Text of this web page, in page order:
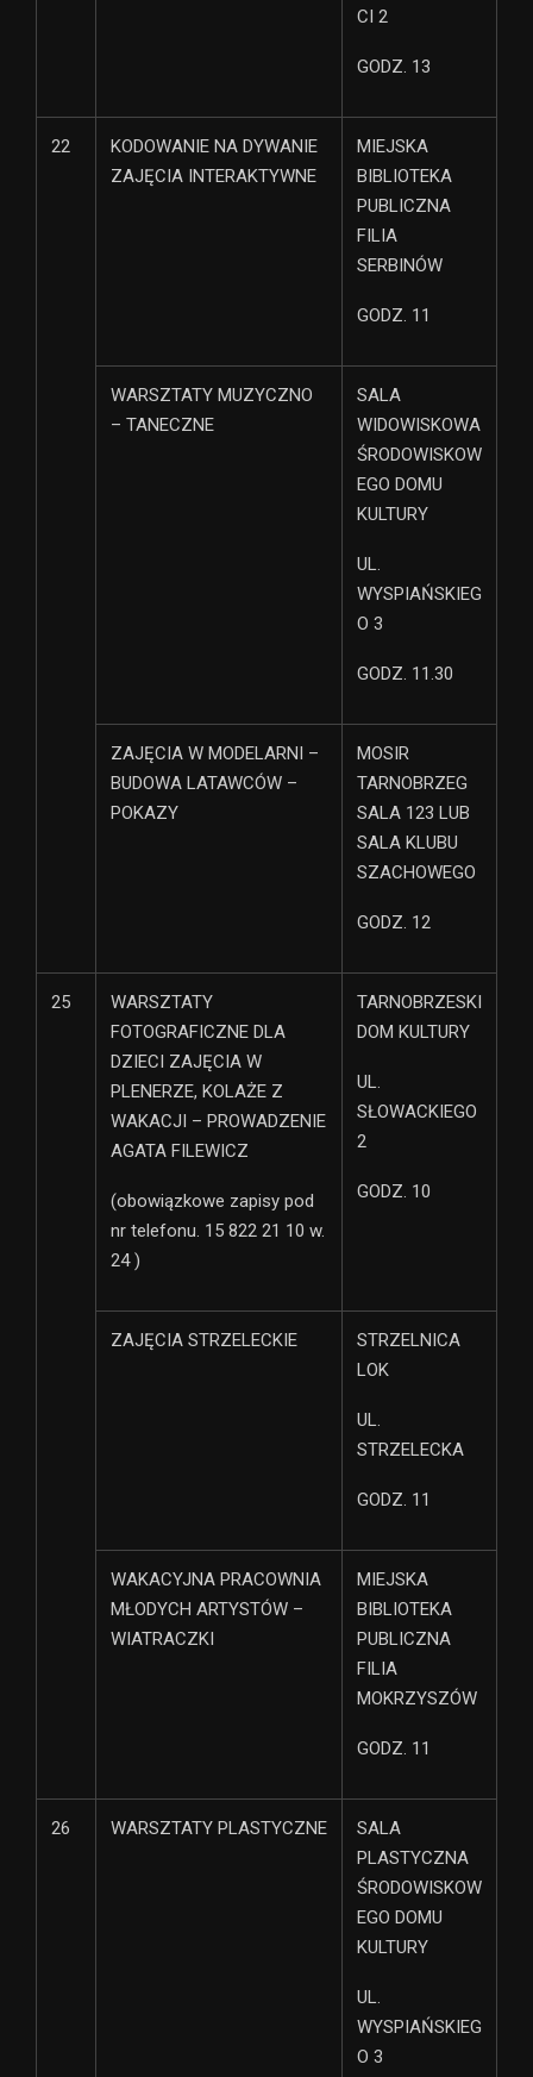
CI 2
GODZ. 13
22
KODOWANIE NA DYWANIE
ZAJĘCIA INTERAKTYWNE
MIEJSKA
BIBLIOTEKA
PUBLICZNA
FILIA
SERBINÓW
GODZ. 11
WARSZTATY MUZYCZNO
– TANECZNE
SALA
WIDOWISKOWA
ŚRODOWISKOW
EGO DOMU
KULTURY
UL.
WYSPIAŃSKIEG
O 3
GODZ. 11.30
ZAJĘCIA W MODELARNI –
BUDOWA LATAWCÓW –
POKAZY
MOSIR
TARNOBRZEG
SALA 123 LUB
SALA KLUBU
SZACHOWEGO
GODZ. 12
25
WARSZTATY
FOTOGRAFICZNE DLA
DZIECI ZAJĘCIA W
PLENERZE, KOLAŻE Z
WAKACJI – PROWADZENIE
AGATA FILEWICZ
(obowiązkowe zapisy pod
nr telefonu. 15 822 21 10 w.
24 )
TARNOBRZESKI
DOM KULTURY
UL.
SŁOWACKIEGO
2
GODZ. 10
ZAJĘCIA STRZELECKIE
STRZELNICA
LOK
UL.
STRZELECKA
GODZ. 11
WAKACYJNA PRACOWNIA
MŁODYCH ARTYSTÓW –
WIATRACZKI
MIEJSKA
BIBLIOTEKA
PUBLICZNA
FILIA
MOKRZYSZÓW
GODZ. 11
26 WARSZTATY PLASTYCZNE
SALA
PLASTYCZNA
ŚRODOWISKOW
EGO DOMU
KULTURY
UL.
WYSPIAŃSKIEG
O 3